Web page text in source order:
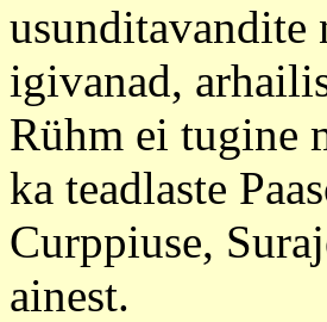
usunditavandite
igivanad,
Rühm ei tugine
ka teadlaste
Curppiuse,
ainest.